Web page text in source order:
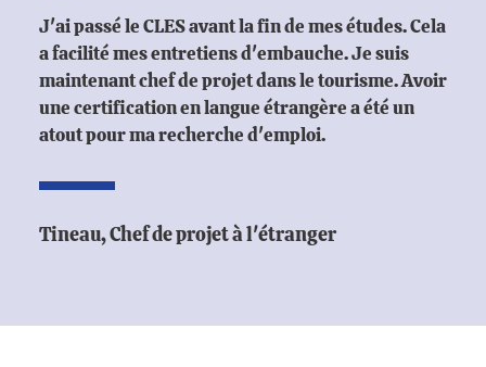
J'ai passé le CLES avant la fin de mes études. Cela
a facilité mes entretiens d'embauche. Je suis
maintenant chef de projet dans le tourisme. Avoir
une certification en langue étrangère a été un
atout pour ma recherche d'emploi.
Tineau, Chef de projet à l'étranger